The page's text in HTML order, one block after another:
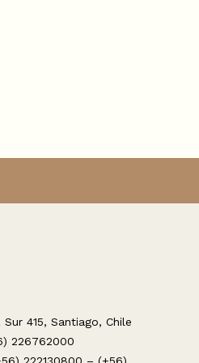
415, Santiago, Chile
226762000